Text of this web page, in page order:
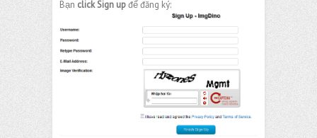
Bạn click Sign upđể đăng ký: